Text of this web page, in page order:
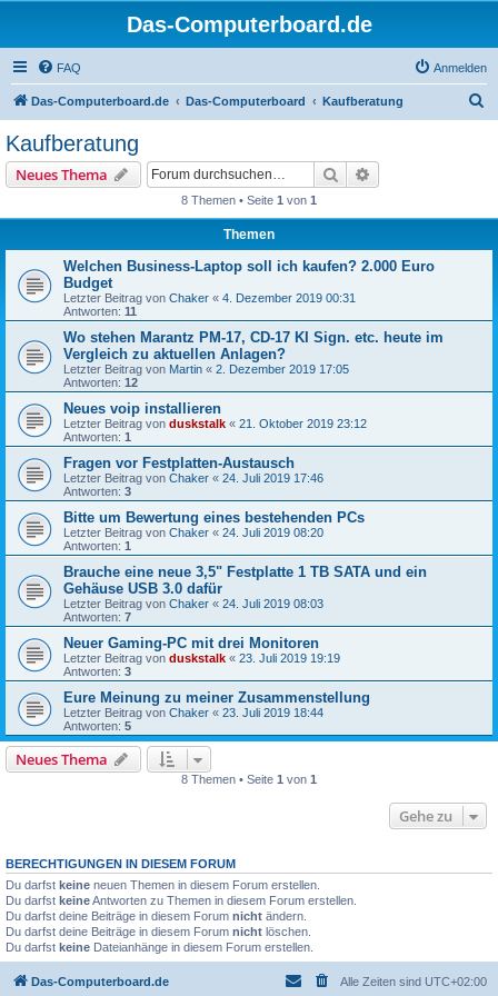
Das-Computerboard.de
FAQ Anmelden
Das-Computerboard.de Das-Computerboard Kaufberatung
Kaufberatung
Neues Thema Suche
8 Themen • Seite 1 von 1
Themen
Welchen Business-Laptop soll ich kaufen? 2.000 Euro
Budget
Letzter Beitrag von Chaker « 4. Dezember 2019 00:31
Antworten: 11
Wo stehen Marantz PM-17, CD-17 KI Sign. etc. heute im
Vergleich zu aktuellen Anlagen?
Letzter Beitrag von Martin « 2. Dezember 2019 17:05
Antworten: 12
Neues voip installieren
Letzter Beitrag von duskstalk « 21. Oktober 2019 23:12
Antworten: 1
Fragen vor Festplatten-Austausch
Letzter Beitrag von Chaker « 24. Juli 2019 17:46
Antworten: 3
Bitte um Bewertung eines bestehenden PCs
Letzter Beitrag von Chaker « 24. Juli 2019 08:20
Antworten: 1
Brauche eine neue 3,5" Festplatte 1 TB SATA und ein
Gehäuse USB 3.0 dafür
Letzter Beitrag von Chaker « 24. Juli 2019 08:03
Antworten: 7
Neuer Gaming-PC mit drei Monitoren
Letzter Beitrag von duskstalk « 23. Juli 2019 19:19
Antworten: 3
Eure Meinung zu meiner Zusammenstellung
Letzter Beitrag von Chaker « 23. Juli 2019 18:44
Antworten: 5
Neues Thema
8 Themen • Seite 1 von 1
Gehe zu
BERECHTIGUNGEN IN DIESEM FORUM
Du darfst keine neuen Themen in diesem Forum erstellen.
Du darfst keineAntworten zu Themen in diesem Forum erstellen.
Du darfst deine Beiträge in diesem Forum nicht ändern.
Du darfst deine Beiträge in diesem Forum nicht löschen.
Du darfst keine Dateianhänge in diesem Forum erstellen.
Das-Computerboard.de Alle Zeiten sind UTC+02:00